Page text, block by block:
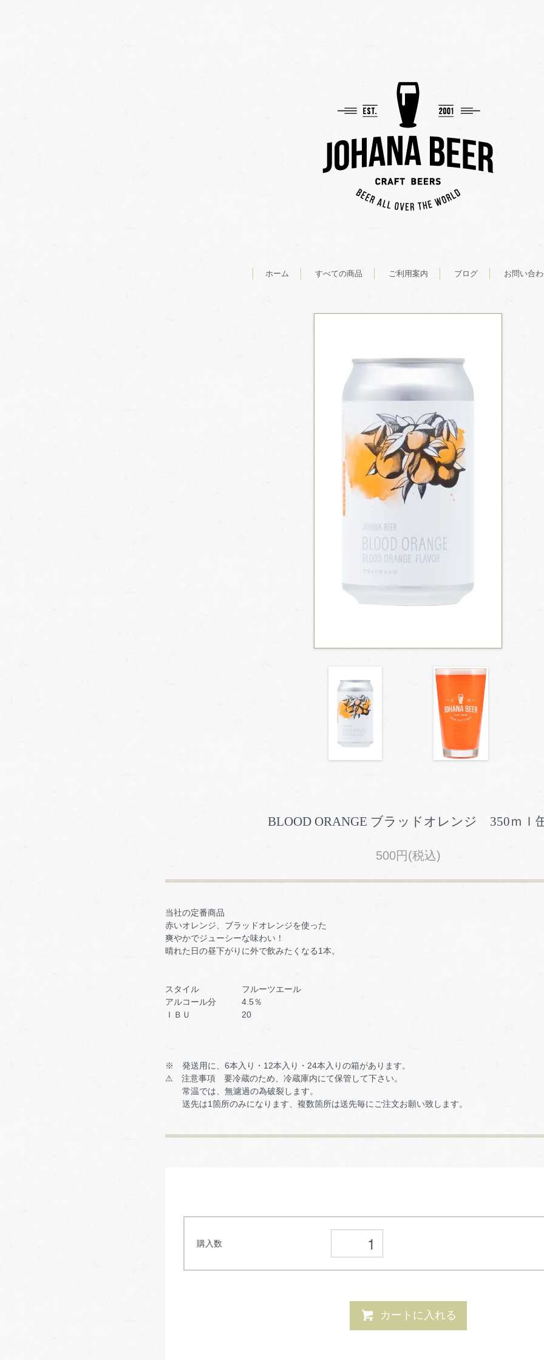
ホーム すべての商品 ご利用案内 ブログ お問い合
BLOOD ORANGE ブラッドオレンジ 350ｍｌ
500円(税込)
当社の定番商品
赤いオレンジ、ブラッドオレンジを使った
爽やかでジューシーな味わい！
晴れた日の昼下がりに外で飲みたくなる1本。
スタイル フルーツエール
アルコール分 4.5％
ＩＢＵ 20
※ 発送用に、6本入り・12本入り・24本入りの箱があります。
⚠ 注意事項 要冷蔵のため、冷蔵庫内にて保管して下さい。
常温では、無濾過の為破裂します。
送先は1箇所のみになります、複数箇所は送先毎にご注文お願い致します。
購入数
カートに入れる